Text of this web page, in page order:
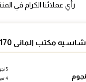
رأي عملائنا الكرام في
شاسيه مكتب المانى 170 سم
5 نجوم
4 نجوم